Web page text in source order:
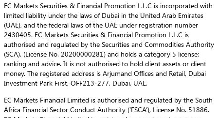
EC Markets Securities & Financial Promotion L.L.C is incorporated with
limited liability under the laws of Dubai in the United Arab Emirates
(UAE), and the federal laws of the UAE under registration number
2430405. EC Markets Securities & Financial Promotion L.L.C is
authorised and regulated by the Securities and Commodities Authority
(SCA), (License No. 20200000281) and holds a category 5 license:
ranking and advice. It is not authorised to hold client assets or client
money. The registered address is Arjumand Offices and Retail, Dubai
Investment Park First, OFF213-277, Dubai, UAE.
EC Markets Financial Limited is authorised and regulated by the South
Africa Financial Sector Conduct Authority (‘FSCA’), License No. 51886.